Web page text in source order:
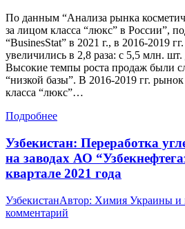
По данным “Анализа рынка
за лицом класса “люкс” в России”,
“BusinesStat” в 2021 г., в 2016-2019
увеличились в 2,8 раза: с 5,5 млн.
Высокие темпы роста продаж были
“низкой базы”. В 2016-2019 гг.
класса “люкс”…
Подробнее
Узбекистан: Переработка
на заводах АО
квартале 2021 года
УзбекистанАвтор: Химия Украины и
комментарий